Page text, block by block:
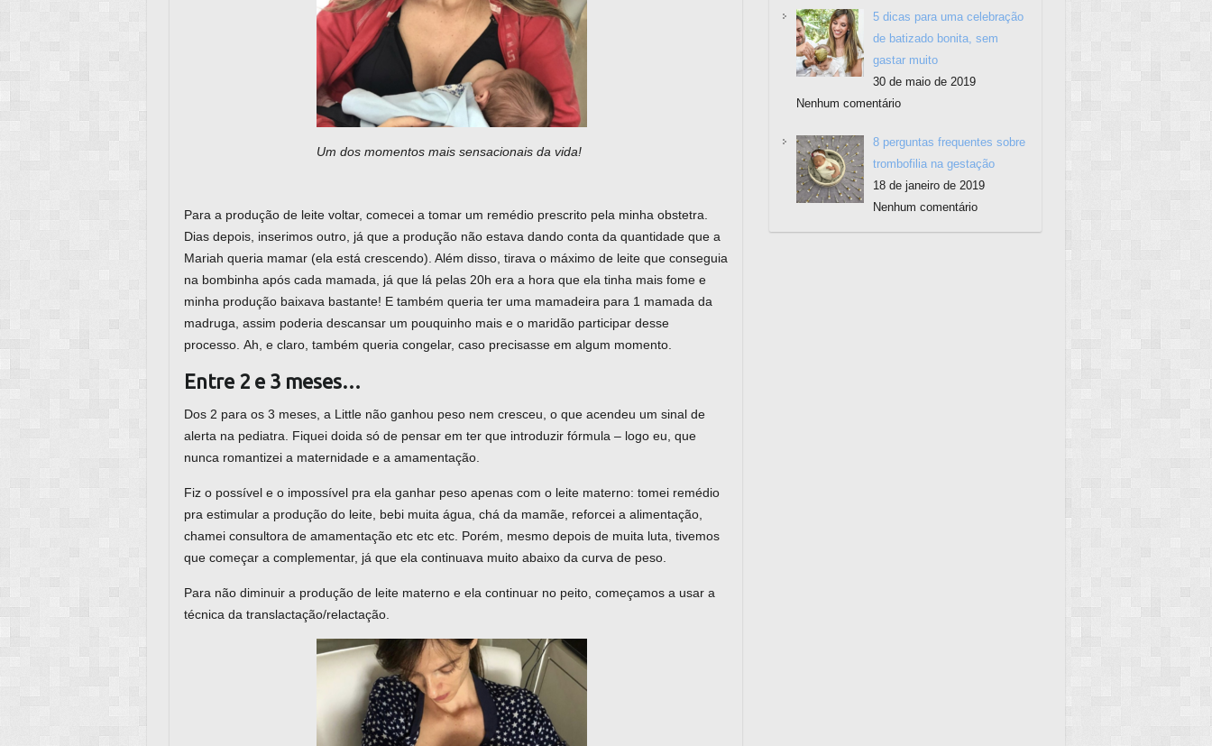
Um dos momentos mais sensacionais da vida!
Para a produção de leite voltar, comecei a tomar um remédio prescrito pela minha obstetra.
Dias depois, inserimos outro, já que a produção não estava dando conta da quantidade que a
Mariah queria mamar (ela está crescendo). Além disso, tirava o máximo de leite que conseguia
na bombinha após cada mamada, já que lá pelas 20h era a hora que ela tinha mais fome e
minha produção baixava bastante! E também queria ter uma mamadeira para 1 mamada da
madruga, assim poderia descansar um pouquinho mais e o maridão participar desse
processo. Ah, e claro, também queria congelar, caso precisasse em algum momento.
Entre 2 e 3 meses…
Dos 2 para os 3 meses, a Little não ganhou peso nem cresceu, o que acendeu um sinal de
alerta na pediatra. Fiquei doida só de pensar em ter que introduzir fórmula – logo eu, que
nunca romantizei a maternidade e a amamentação.
Fiz o possível e o impossível pra ela ganhar peso apenas com o leite materno: tomei remédio
pra estimular a produção do leite, bebi muita água, chá da mamãe, reforcei a alimentação,
chamei consultora de amamentação etc etc etc. Porém, mesmo depois de muita luta, tivemos
que começar a complementar, já que ela continuava muito abaixo da curva de peso.
Para não diminuir a produção de leite materno e ela continuar no peito, começamos a usar a
técnica da translactação/relactação.
5 dicas para uma celebração
de batizado bonita, sem
gastar muito
30 de maio de 2019
Nenhum comentário
8 perguntas frequentes sobre
trombofilia na gestação
18 de janeiro de 2019
Nenhum comentário